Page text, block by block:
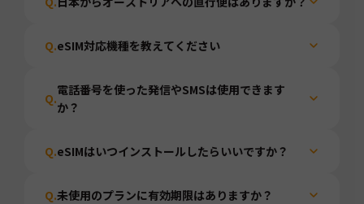
Q.eSIM対応機種を教えてください
Q.
電話番号を使った発信やSMSは使用できます
か？
Q.eSIMはいつインストールしたらいいですか？
Q.未使用のプランに有効期限はありますか？